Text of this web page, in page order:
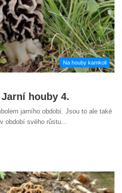
Na houby kamkoli
houby 4.
jarního období. Jsou to ale také
období svého růstu…